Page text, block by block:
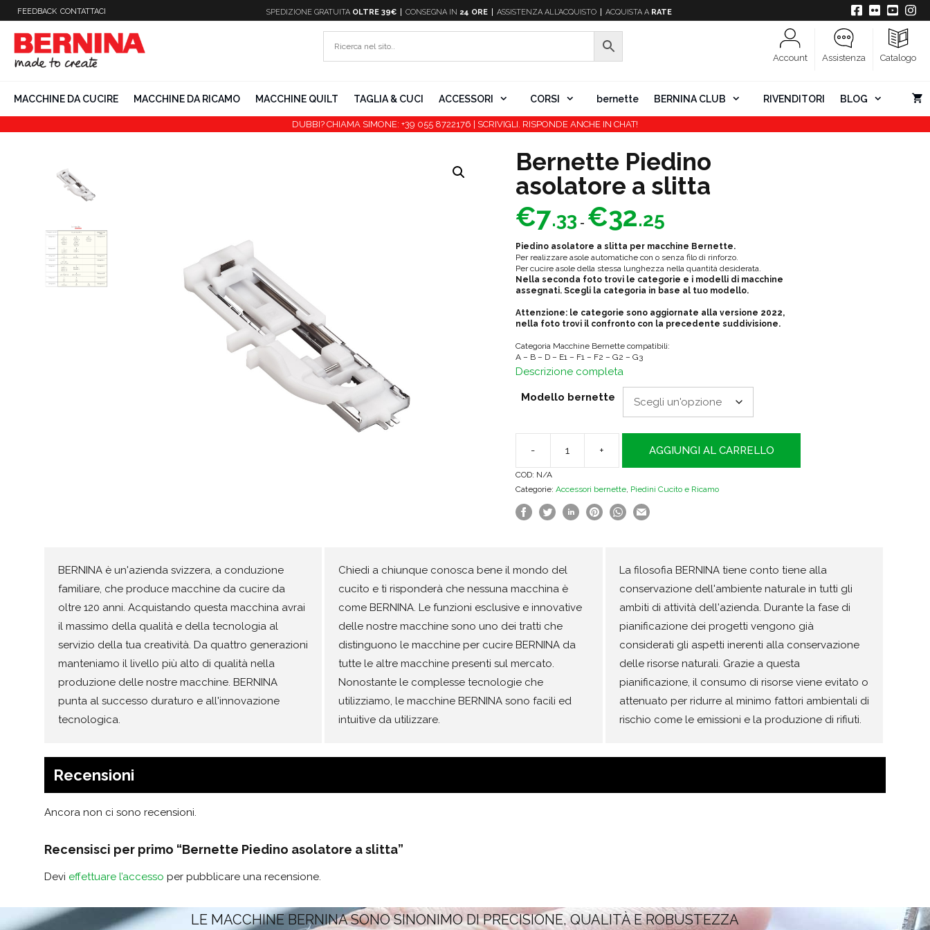
contenuto
FEEDBACK CONTATTACI SPEDIZIONE GRATUITA OLTRE 39€ CONSEGNA IN 24 ORE ASSISTENZA ALL’ACQUISTO ACQUISTA A RATE
Account Assistenza Catalogo
MACCHINE DA CUCIRE MACCHINE DA RICAMO MACCHINE QUILT TAGLIA & CUCI ACCESSORI CORSI bernette BERNINA CLUB RIVENDITORI BLOG
DUBBI? CHIAMA SIMONE: +39 055 8722176 | SCRIVIGLI. RISPONDE ANCHE IN CHAT!
Bernette Piedino
asolatore a slitta
€7.33 - €32.25di
da
€7.33
a
€32.25
Piedino asolatore a slitta per macchine Bernette.
Per realizzare asole automatiche con o senza filo di rinforzo.
Per cucire asole della stessa lunghezza nella quantità desiderata.
Nella seconda foto trovi le categorie e i modelli di macchine
assegnati. Scegli la categoria in base al tuo modello.
Attenzione: le categorie sono aggiornate alla versione 2022,
nella foto trovi il confronto con la precedente suddivisione.
Categoria Macchine Bernette compatibili:
A – B – D – E1 – F1 – F2 – G2 – G3
Descrizione completa
Modello bernette
-
Piedino
asolatore
a
+ AGGIUNGI AL CARRELLO
COD: N/A
Categorie: Accessori bernette, Piedini Cucito e Ricamo
BERNINA è un'azienda svizzera, a conduzione
familiare, che produce macchine da cucire da
oltre 120 anni. Acquistando questa macchina avrai
il massimo della qualità e della tecnologia al
servizio della tua creatività. Da quattro generazioni
manteniamo il livello più alto di qualità nella
produzione delle nostre macchine. BERNINA
punta al successo duraturo e all'innovazione
tecnologica.
Chiedi a chiunque conosca bene il mondo del
cucito e ti risponderà che nessuna macchina è
come BERNINA. Le funzioni esclusive e innovative
delle nostre macchine sono uno dei tratti che
distinguono le macchine per cucire BERNINA da
tutte le altre macchine presenti sul mercato.
Nonostante le complesse tecnologie che
utilizziamo, le macchine BERNINA sono facili ed
intuitive da utilizzare.
La filosofia BERNINA tiene conto tiene alla
conservazione dell'ambiente naturale in tutti gli
ambiti di attività dell'azienda. Durante la fase di
pianificazione dei progetti vengono già
considerati gli aspetti inerenti alla conservazione
delle risorse naturali. Grazie a questa
pianificazione, il consumo di risorse viene evitato o
attenuato per ridurre al minimo fattori ambientali di
rischio come le emissioni e la produzione di rifiuti.
Recensioni
Ancora non ci sono recensioni.
Recensisci per primo “Bernette Piedino asolatore a slitta”
Devi effettuare l’accesso per pubblicare una recensione.
LE MACCHINE BERNINA SONO SINONIMO DI PRECISIONE, QUALITÀ E ROBUSTEZZA